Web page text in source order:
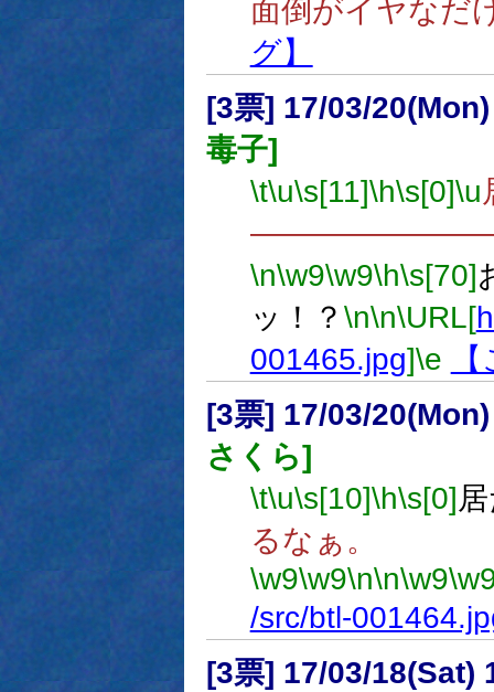
面倒がイヤなだ
グ】
[3票] 17/03/
毒子]
\t\u\s[11]\h\s[0]\u
\n\w9\w9\h\s[70]
ッ！？ \n\n\URL[
001465.jpg]\e
[3票] 17/03/
さくら]
\t\u\s[10]\h\s[0]
るなぁ。
\w9\w9\n\n\w9
/src/btl-
[3票] 17/03/18(Sat)